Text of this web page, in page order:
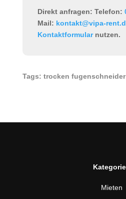
Direkt anfragen: Telefon:
Mail: kontakt@vipa-
Kontaktformularnutzen.
Tags: trocken
Mieten